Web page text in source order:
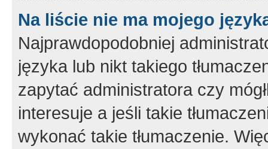
Na liście nie ma mojego
Najprawdopodobniej
języka lub nikt takiego
zapytać administratora czy
interesuje a jeśli takie
wykonać takie tłumaczenie.